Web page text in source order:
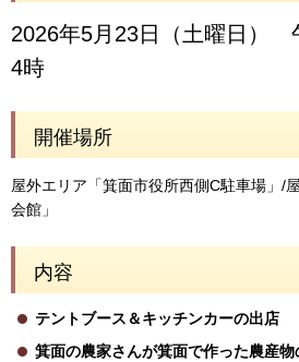
2026年5月23日（土曜日）
4時
開催場所
屋外エリア「箕面市役所西側C駐車場」/
会館」
内容
テントブース＆キッチンカーの出店
箕面の農家さんが箕面で作った農産物